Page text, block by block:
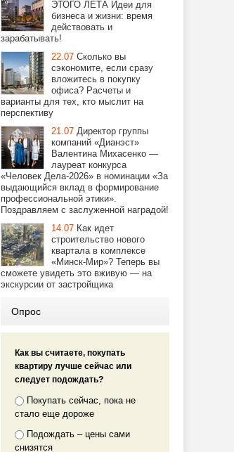
ЭТОГО ЛЕТА Идеи для
бизнеса и жизни: время
действовать и
зарабатывать!
22.07 Сколько вы
сэкономите, если сразу
вложитесь в покупку
офиса? Расчеты и
варианты для тех, кто мыслит на
перспективу
21.07 Директор группы
компаний «Дианэст»
Валентина Михасенко —
лауреат конкурса
«Человек Дела-2026» в номинации «За
выдающийся вклад в формирование
профессиональной этики».
Поздравляем с заслуженной наградой!
14.07 Как идет
строительство нового
квартала в комплексе
«Минск-Мир»? Теперь вы
сможете увидеть это вживую — на
экскурсии от застройщика
Опрос
Как вы считаете, покупать
квартиру лучше сейчас или
следует подождать?
Покупать сейчас, пока не
стало еще дороже
Подождать – цены сами
снизятся